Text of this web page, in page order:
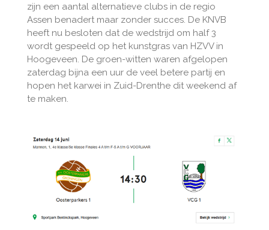
zijn een aantal alternatieve clubs in de regio
Assen benadert maar zonder succes. De KNVB
heeft nu besloten dat de wedstrijd om half 3
wordt gespeeld op het kunstgras van HZVV in
Hoogeveen. De groen-witten waren afgelopen
zaterdag bijna een uur de veel betere partij en
hopen het karwei in Zuid-Drenthe dit weekend af
te maken.